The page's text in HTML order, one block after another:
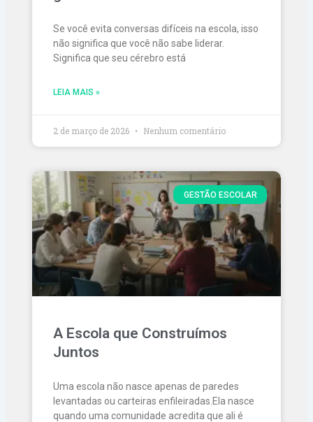
Se você evita conversas difíceis na escola, isso
não significa que você não sabe liderar.
Significa que seu cérebro está
LEIA MAIS »
2 de março de 2026 Nenhum comentário
GESTÃO ESCOLAR
A Escola que Construímos
Juntos
Uma escola não nasce apenas de paredes
levantadas ou carteiras enfileiradas.Ela nasce
quando uma comunidade acredita que ali é